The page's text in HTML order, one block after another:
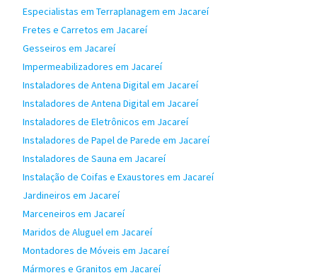
Especialistas em Terraplanagem em Jacareí
Fretes e Carretos em Jacareí
Gesseiros em Jacareí
Impermeabilizadores em Jacareí
Instaladores de Antena Digital em Jacareí
Instaladores de Antena Digital em Jacareí
Instaladores de Eletrônicos em Jacareí
Instaladores de Papel de Parede em Jacareí
Instaladores de Sauna em Jacareí
Instalação de Coifas e Exaustores em Jacareí
Jardineiros em Jacareí
Marceneiros em Jacareí
Maridos de Aluguel em Jacareí
Montadores de Móveis em Jacareí
Mármores e Granitos em Jacareí